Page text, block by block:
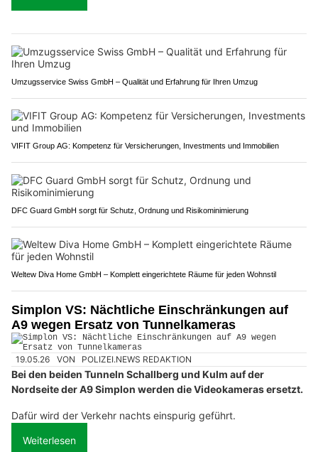
Umzugsservice Swiss GmbH – Qualität und Erfahrung für Ihren Umzug
VIFIT Group AG: Kompetenz für Versicherungen, Investments und Immobilien
DFC Guard GmbH sorgt für Schutz, Ordnung und Risikominimierung
Weltew Diva Home GmbH – Komplett eingerichtete Räume für jeden Wohnstil
Simplon VS: Nächtliche Einschränkungen auf
A9 wegen Ersatz von Tunnelkameras
19.05.26 VON POLIZEI.NEWS REDAKTION
Bei den beiden Tunneln Schallberg und Kulm auf der
Nordseite der A9 Simplon werden die Videokameras ersetzt.
Dafür wird der Verkehr nachts einspurig geführt.
Weiterlesen